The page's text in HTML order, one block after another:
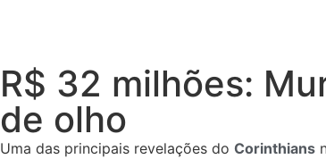
R$ 32 milhões:
de olho
Uma das principais revelações do Corinthians